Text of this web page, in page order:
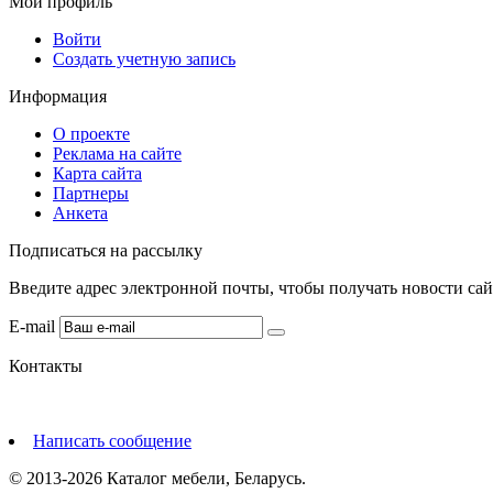
Войти
Создать учетную запись
Информация
О проекте
Реклама на сайте
Карта сайта
Партнеры
Анкета
Подписаться на рассылку
Введите адрес электронной почты, чтобы получать новости
E-mail
Контакты
Написать сообщение
© 2013-2026 Каталог мебели, Беларусь.